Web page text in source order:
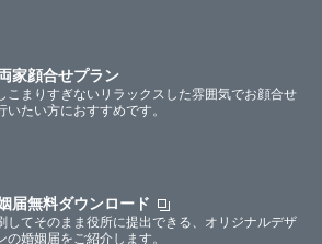
家顔合せプラン
こまりすぎないリラックスした雰囲気でお顔合せ
いたい方におすすめです。
届無料ダウンロード
してそのまま役所に提出できる、オリジナルデザ
の婚姻届をご紹介します。